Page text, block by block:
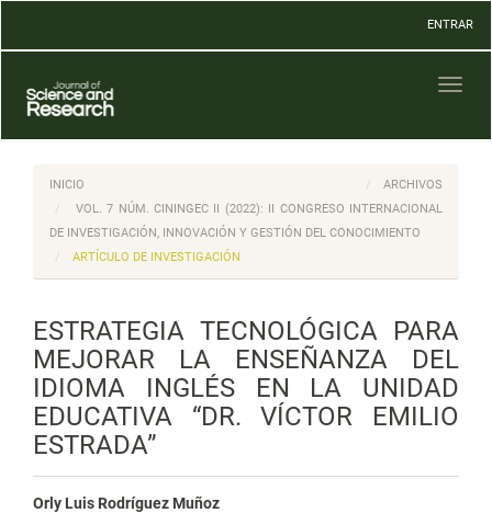
Contenido
Barra
lateral
ENTRAR
INICIO
ARCHIVOS
VOL. 7 NÚM. CININGEC II (2022): II CONGRESO INTERNACIONAL
DE INVESTIGACIÓN, INNOVACIÓN Y GESTIÓN DEL CONOCIMIENTO
ARTÍCULO DE INVESTIGACIÓN
ESTRATEGIA TECNOLÓGICA PARA
MEJORAR LA ENSEÑANZA DEL
IDIOMA INGLÉS EN LA UNIDAD
EDUCATIVA “DR. VÍCTOR EMILIO
ESTRADA”
Orly Luis Rodríguez Muñoz